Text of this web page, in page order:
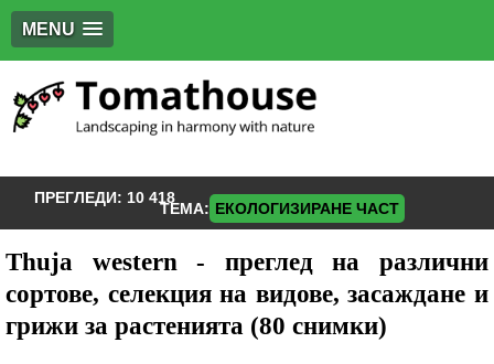
MENU
ПРЕГЛЕДИ: 10 418
ТЕМА: ЕКОЛОГИЗИРАНЕ ЧАСТ
Thuja western - преглед на различни
сортове, селекция на видове, засаждане и
грижи за растенията (80 снимки)